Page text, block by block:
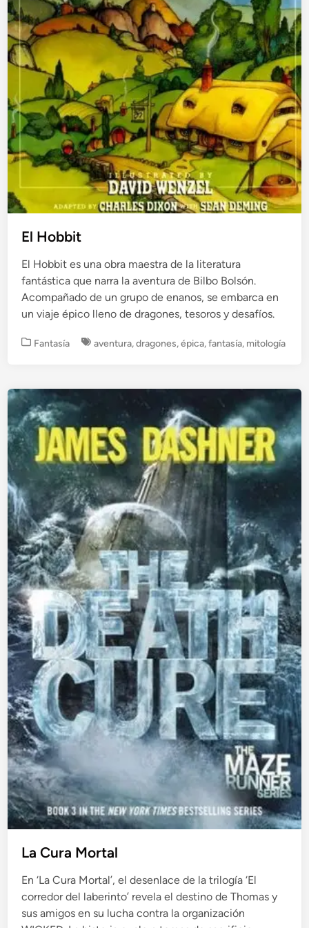
El Hobbit
El Hobbit es una obra maestra de la literatura
fantástica que narra la aventura de Bilbo Bolsón.
Acompañado de un grupo de enanos, se embarca en
un viaje épico lleno de dragones, tesoros y desafíos.
P
l
i
c
a
d
n
Fantasía aventura,dragones,épica,fantasía, mitología
La Cura Mortal
En ‘La Cura Mortal’, el desenlace de la trilogía ‘El
corredor del laberinto’ revela el destino de Thomas y
sus amigos en su lucha contra la organización